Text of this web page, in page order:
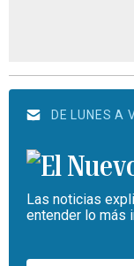
DE LUNES A
Las noticias
entender lo más